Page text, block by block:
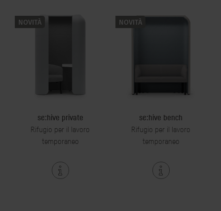
NOVITÀ
se:hive private
Rifugio per il lavoro
temporaneo
NOVITÀ
se:hive bench
Rifugio per il lavoro
temporaneo